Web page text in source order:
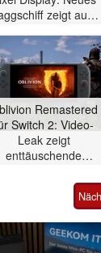
zeigt auch
Remastered
Switch 2: Video-
Leak zeigt
enttäuschende